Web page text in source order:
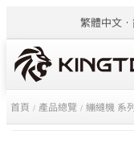
繁體中文
首頁 / 產品總覽 / 繃縫機 系